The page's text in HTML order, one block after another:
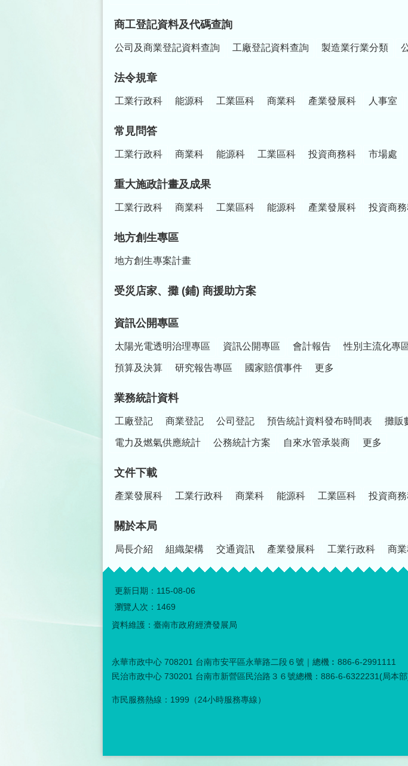
商工登記資料及代碼查詢
公司及商業登記資料查詢 工廠登記資料查詢 製造業行業分類
法令規章
工業行政科 能源科 工業區科 商業科 產業發展科 人事室
常見問答
工業行政科 商業科 能源科 工業區科 投資商務科 市場處
重大施政計畫及成果
工業行政科 商業科 工業區科 能源科 產業發展科 投資商
地方創生專區
地方創生專案計畫
受災店家、攤 (鋪) 商援助方案
資訊公開專區
太陽光電透明治理專區 資訊公開專區 會計報告 性別主流化專
預算及決算 研究報告專區 國家賠償事件 更多
業務統計資料
工廠登記 商業登記 公司登記 預告統計資料發布時間表 攤販
電力及燃氣供應統計 公務統計方案 自來水管承裝商 更多
文件下載
產業發展科 工業行政科 商業科 能源科 工業區科 投資商
關於本局
局長介紹 組織架構 交通資訊 產業發展科 工業行政科 商
更新日期： 115-08-06
瀏覽人次： 1469
資料維護：臺南市政府經濟發展局
永華市政中心 708201 台南市安平區永華路二段６號｜總機︰886-6-2991111
民治市政中心 730201 台南市新營區民治路３６號總機：886-6-6322231(局本
市民服務熱線：1999（24小時服務專線）